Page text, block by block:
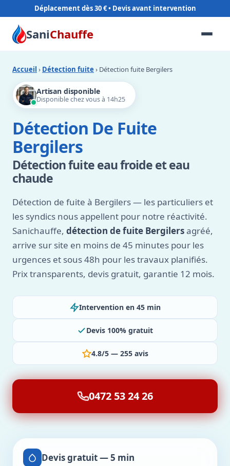
Déplacement dès 30 €
SaniChauffe
Accueil › Détection fuite › Détection fuite Bergilers
Artisan disponible
Disponible chez vous à 14h25
Détection De Fuite
Bergilers
Détection fuite eau froide et eau
chaude
Détection de fuite à Bergilers — les particuliers et
les syndics nous appellent pour notre réactivité.
Sanichauffe, détection de fuite Bergilersagréé,
arrive sur site en moins de 45 minutes pour les
urgences et sous 48h pour les travaux planifiés.
Prix transparents, devis gratuit, garantie 12 mois.
Intervention en 45 min
Devis 100% gratuit
4.8/5 — 255 avis
0472 53 24 26
Devis gratuit — 5 min